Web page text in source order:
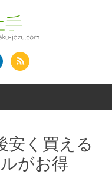
安く買える
がお得